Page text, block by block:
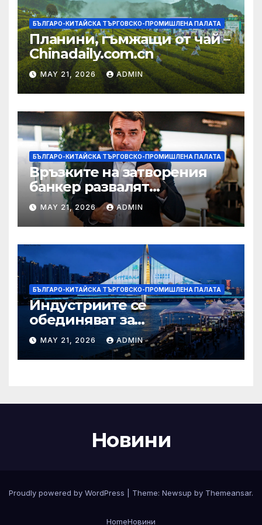
БЪЛГАРО-КИТАЙСКА ТЪРГОВСКО-ПРОМИШЛЕНА ПАЛАТА
Планини, гъмжащи от чай –
Chinadaily.com.cn
MAY 21, 2026 ADMIN
БЪЛГАРО-КИТАЙСКА ТЪРГОВСКО-ПРОМИШЛЕНА ПАЛАТА
Връзките на затворения
банкер развалят
надеждите на Флавио
Болсонаро за президент на
Бразилия
MAY 21, 2026 ADMIN
БЪЛГАРО-КИТАЙСКА ТЪРГОВСКО-ПРОМИШЛЕНА ПАЛАТА
Индустриите се
обединяват за
висококачествен растеж на
културния и
туристическия сектор
MAY 21, 2026 ADMIN
Новини
Proudly powered by WordPress Theme: Newsup by Themeansar.
HomeНовини